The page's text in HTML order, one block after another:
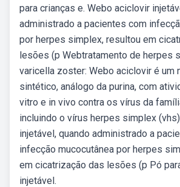
para crianças e. Webo aciclovir
administrado a pacientes com
por herpes simplex, resultou em
lesões (p Webtratamento de herpes
varicella zoster: Webo aciclovir é um
sintético, análogo da purina, com
vitro e in vivo contra os vírus da
incluindo o vírus herpes simplex
injetável, quando administrado a
infecção mucocutânea por herpes
em cicatrização das lesões (p Pó
injetável.